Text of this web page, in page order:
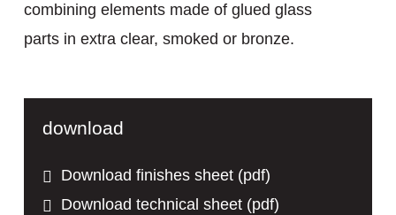
combining elements made of glued glass
parts in extra clear, smoked or bronze.
download
Download finishes sheet (pdf)
Download technical sheet (pdf)